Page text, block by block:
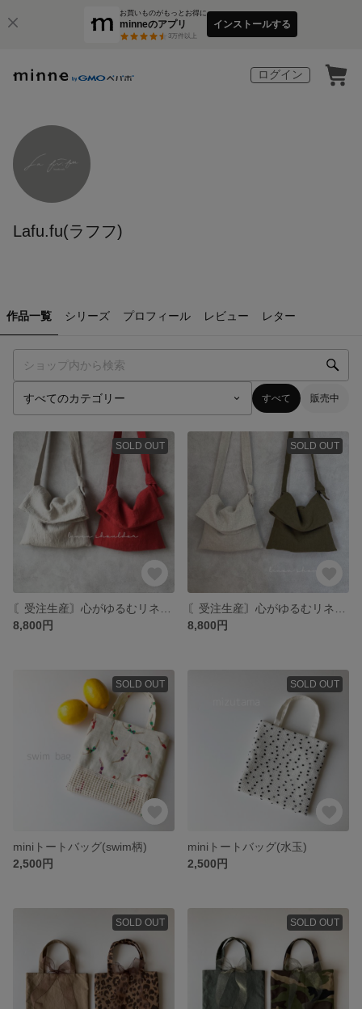
お買いものがもっとお得に
minneのアプリ
3万件以上
インストールする
ログイン
Lafu.fu(ラフフ)
作品一覧 シリーズ プロフィール レビュー レター
すべて 販売中
SOLD OUT
8,800円
SOLD OUT
8,800円
SOLD OUT
miniトートバッグ(swim柄)
2,500円
SOLD OUT
miniトートバッグ(水玉)
2,500円
SOLD OUT SOLD OUT